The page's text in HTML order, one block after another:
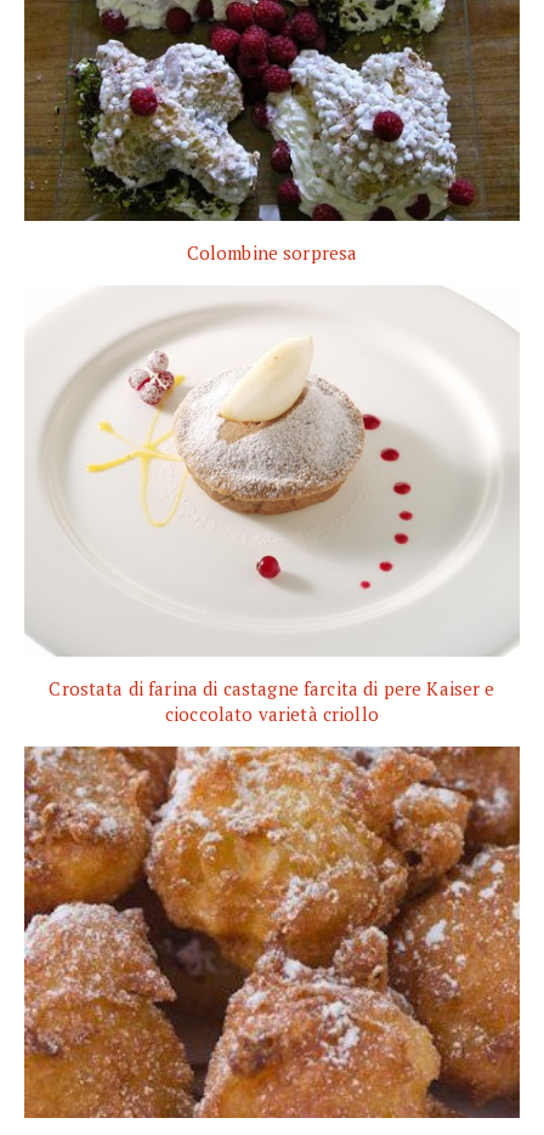
Colombine sorpresa
Crostata di farina di castagne farcita di pere Kaiser e
cioccolato varietà criollo